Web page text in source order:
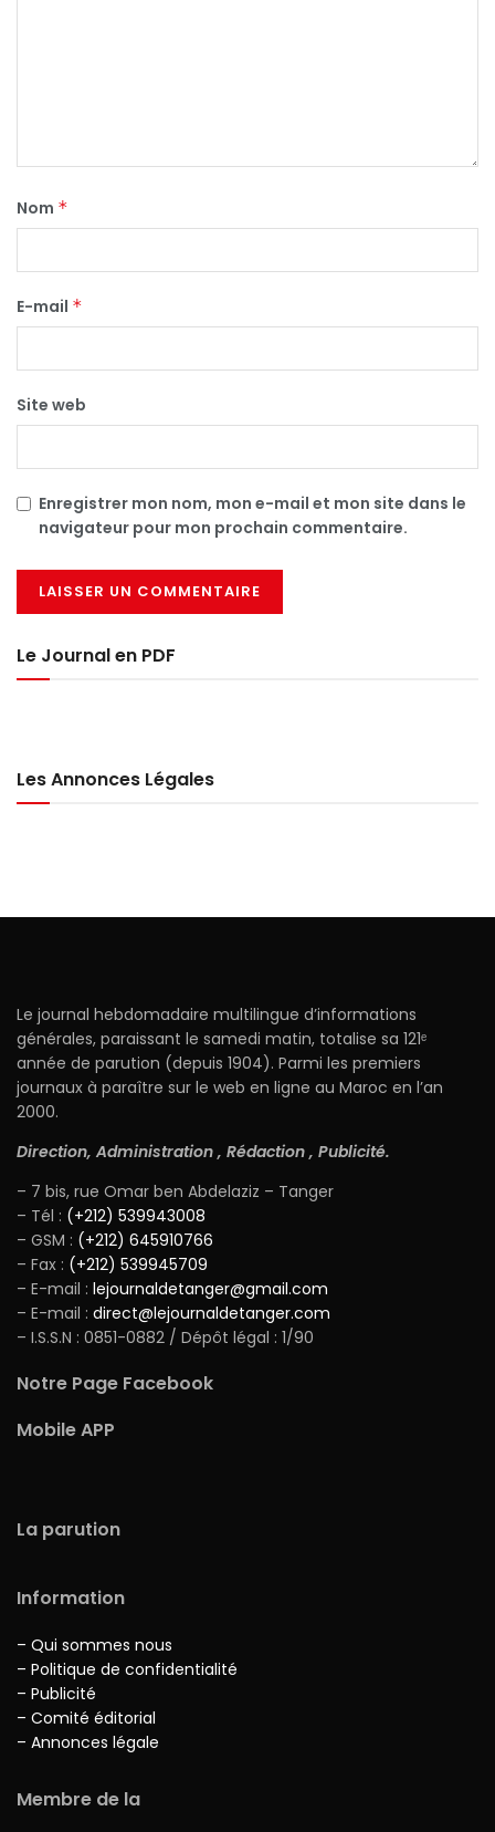
Nom *
E-mail *
Site web
Enregistrer mon nom, mon e-mail et mon site dans le
navigateur pour mon prochain commentaire.
Le Journal en PDF
Les Annonces Légales
Le journal hebdomadaire multilingue d’informations
générales, paraissant le samedi matin, totalise sa 121ᵉ
année de parution (depuis 1904). Parmi les premiers
journaux à paraître sur le web en ligne au Maroc en l’an
2000.
Direction, Administration , Rédaction , Publicité.
– 7 bis, rue Omar ben Abdelaziz – Tanger
– Tél : (+212) 539943008
– GSM : (+212) 645910766
– Fax : (+212) 539945709
– E-mail : lejournaldetanger@gmail.com
– E-mail : direct@lejournaldetanger.com
– I.S.S.N : 0851-0882 / Dépôt légal : 1/90
Notre Page Facebook
Mobile APP
La parution
Information
– Qui sommes nous
– Politique de confidentialité
– Publicité
– Comité éditorial
– Annonces légale
Membre de la